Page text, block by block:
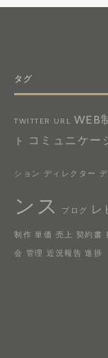
タグ
TWITTER URL WEB
ト
コミュニケー
ション ディレクター
ンス
ブログ レ
制作 単価 売上 契約書
会 管理 近況報告 進捗